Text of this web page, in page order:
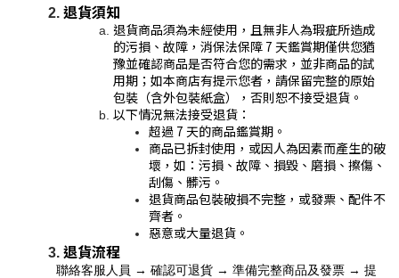
退貨須知
退貨商品須為未經使用，且無非人為瑕疵所造成
的污損、故障，消保法保障 7 天鑑賞期僅供您猶
豫並確認商品是否符合您的需求，並非商品的試
用期；如本商店有提示您者，請保留完整的原始
包裝（含外包裝紙盒），否則恕不接受退貨。
以下情況無法接受退貨：
超過 7 天的商品鑑賞期。
商品已拆封使用，或因人為因素而產生的破
壞，如：污損、故障、損毀、磨損、擦傷、
刮傷、髒污。
退貨商品包裝破損不完整，或發票、配件不
齊者。
惡意或大量退貨。
退貨流程
聯絡客服人員 → 確認可退貨 → 準備完整商品及發票 → 提